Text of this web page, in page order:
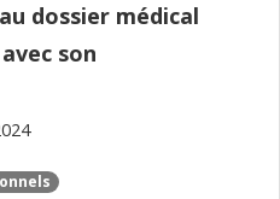
dossier médical
son